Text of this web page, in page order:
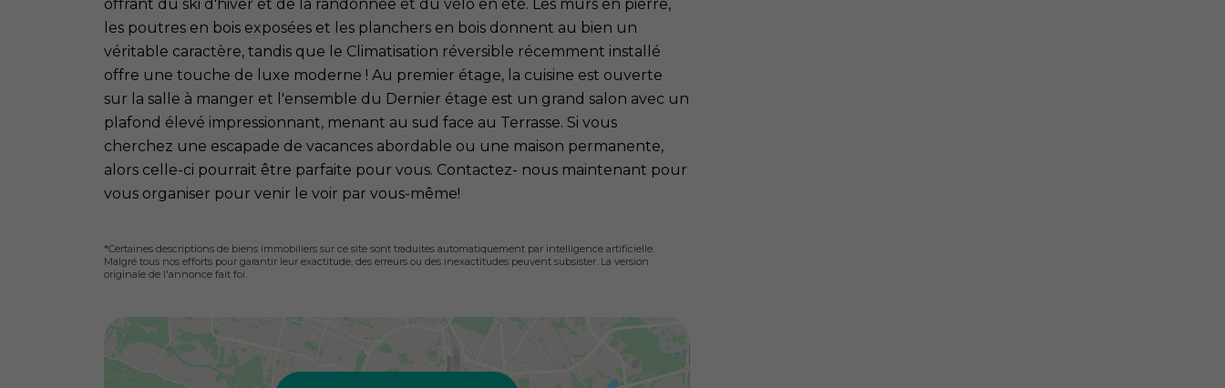
offrant du ski d'hiver et de la randonnée et du vélo en été. Les murs en pierre,
les poutres en bois exposées et les planchers en bois donnent au bien un
véritable caractère, tandis que le Climatisation réversible récemment installé
offre une touche de luxe moderne ! Au premier étage, la cuisine est ouverte
sur la salle à manger et l'ensemble du Dernier étage est un grand salon avec un
plafond élevé impressionnant, menant au sud face au Terrasse. Si vous
cherchez une escapade de vacances abordable ou une maison permanente,
alors celle-ci pourrait être parfaite pour vous. Contactez- nous maintenant pour
vous organiser pour venir le voir par vous-même!
*Certaines descriptions de biens immobiliers sur ce site sont traduites automatiquement par intelligence artificielle.
Malgré tous nos efforts pour garantir leur exactitude, des erreurs ou des inexactitudes peuvent subsister. La version
originale de l'annonce fait foi.